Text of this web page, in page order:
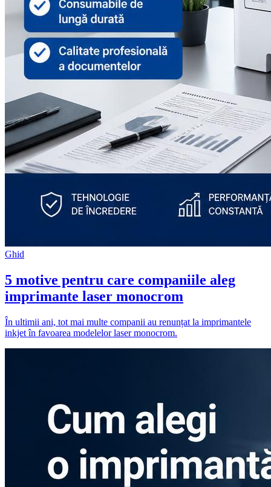
Ghid
5 motive pentru care companiile aleg
imprimante laser monocrom
În ultimii ani, tot mai multe companii au renunțat la imprimantele
inkjet în favoarea modelelor laser monocrom.